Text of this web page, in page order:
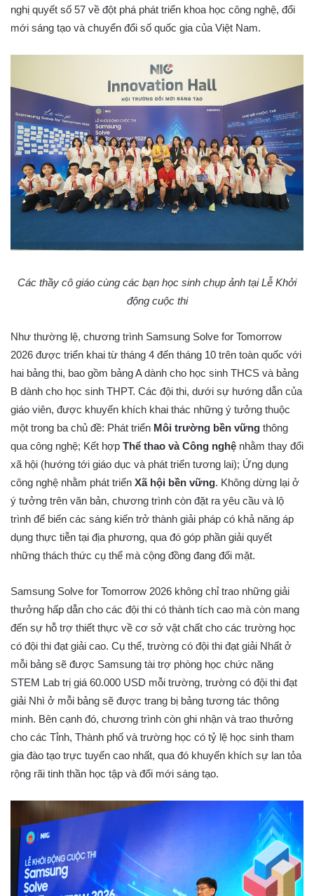
nghị quyết số 57 về đột phá phát triển khoa học công nghệ, đổi
mới sáng tạo và chuyển đổi số quốc gia của Việt Nam.
Các thầy cô giáo cùng các bạn học sinh chụp ảnh tại Lễ Khởi
động cuộc thi
Như thường lệ, chương trình Samsung Solve for Tomorrow
2026 được triển khai từ tháng 4 đến tháng 10 trên toàn quốc với
hai bảng thi, bao gồm bảng A dành cho học sinh THCS và bảng
B dành cho học sinh THPT. Các đội thi, dưới sự hướng dẫn của
giáo viên, được khuyến khích khai thác những ý tưởng thuộc
một trong ba chủ đề: Phát triển Môi trường bền vững thông
qua công nghệ; Kết hợp Thể thao và Công nghệ nhằm thay đổi
xã hội (hướng tới giáo dục và phát triển tương lai); Ứng dụng
công nghệ nhằm phát triển Xã hội bền vững. Không dừng lại ở
ý tưởng trên văn bản, chương trình còn đặt ra yêu cầu và lộ
trình để biến các sáng kiến trở thành giải pháp có khả năng áp
dụng thực tiễn tại địa phương, qua đó góp phần giải quyết
những thách thức cụ thể mà cộng đồng đang đối mặt.
Samsung Solve for Tomorrow 2026 không chỉ trao những giải
thưởng hấp dẫn cho các đội thi có thành tích cao mà còn mang
đến sự hỗ trợ thiết thực về cơ sở vật chất cho các trường học
có đội thi đạt giải cao. Cụ thể, trường có đội thi đạt giải Nhất ở
mỗi bảng sẽ được Samsung tài trợ phòng học chức năng
STEM Lab trị giá 60.000 USD mỗi trường, trường có đội thi đạt
giải Nhì ở mỗi bảng sẽ được trang bị bảng tương tác thông
minh. Bên cạnh đó, chương trình còn ghi nhận và trao thưởng
cho các Tỉnh, Thành phố và trường học có tỷ lệ học sinh tham
gia đào tạo trực tuyến cao nhất, qua đó khuyến khích sự lan tỏa
rộng rãi tinh thần học tập và đổi mới sáng tạo.